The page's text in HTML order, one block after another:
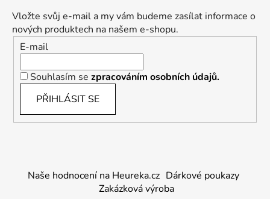
Vložte svůj e-mail a my vám budeme zasílat informace o
nových produktech na našem e-shopu.
E-mail
Souhlasím se zpracováním osobních údajů.
PŘIHLÁSIT SE
Naše hodnocení na Heureka.cz Dárkové poukazy
Zakázková výroba